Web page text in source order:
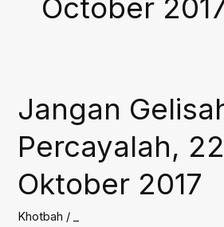
October
Jangan
Percayalah, 22
Oktober 2017
Khotbah /